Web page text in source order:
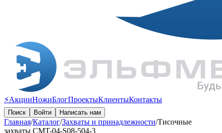
⚡️АкцииНожиБлогПроектыКлиентыКонтакты
Поиск Войти Написать нам
Главная/Каталог/Захваты и принадлежности/Тисочные
захваты CMT-04-S08-504-3